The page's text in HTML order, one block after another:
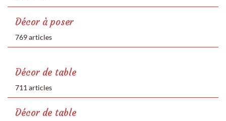
Décor à poser
769 articles
Décor de table
711 articles
Décor de table